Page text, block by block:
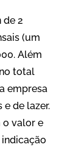
de 2
(um
Além
total
empresa
de lazer.
o valor e